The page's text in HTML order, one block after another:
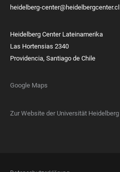
heidelberg-center@heidelbergcenter.cl
Heidelberg Center Lateinamerika
Las Hortensias 2340
Providencia, Santiago de Chile
Google Maps
Zur Website der Universität Heidelberg